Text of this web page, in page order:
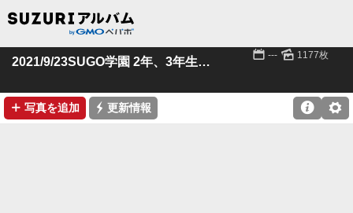
2021/9/23SUGO学園 2年、3年生クラス 📅 --- 🌄 1177枚
➕ 写真を追加 ⚡ 更新情報 ⚙
